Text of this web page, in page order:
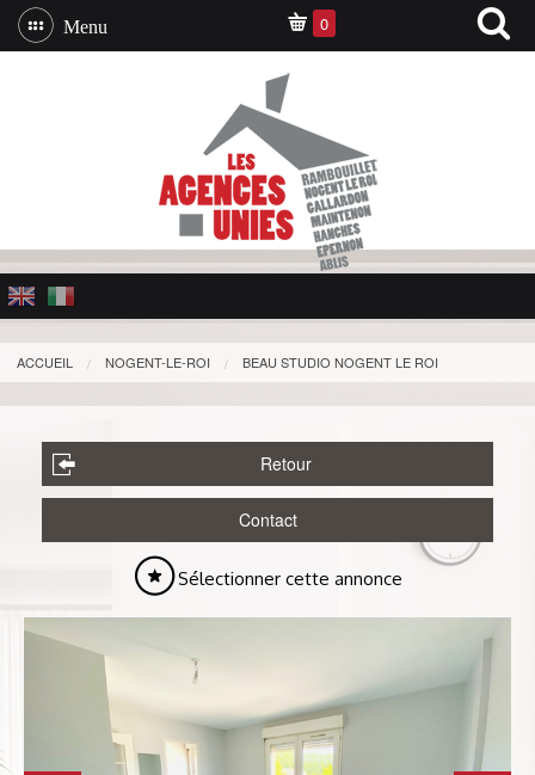
Menu 0
ACCUEIL NOGENT-LE-ROI BEAU STUDIO NOGENT LE ROI
Retour
Contact
Sélectionner cette annonce